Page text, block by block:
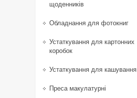
щоденників
Обладнання для фотокниг
Устаткування для картонних
коробок
Устаткування для кашування
Преса макулатурні